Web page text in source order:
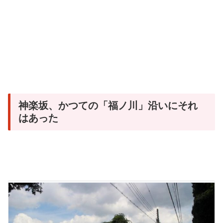
神楽坂、かつての「福ノ川」沿いにそれ
はあった